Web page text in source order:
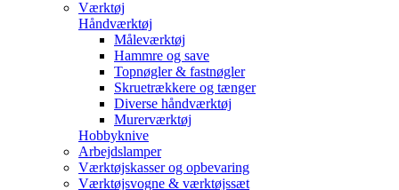
Værktøj
Håndværktøj
Måleværktøj
Hammre og save
Topnøgler & fastnøgler
Skruetrækkere og tænger
Diverse håndværktøj
Murerværktøj
Hobbyknive
Arbejdslamper
Værktøjskasser og opbevaring
Værktøjsvogne & værktøjssæt